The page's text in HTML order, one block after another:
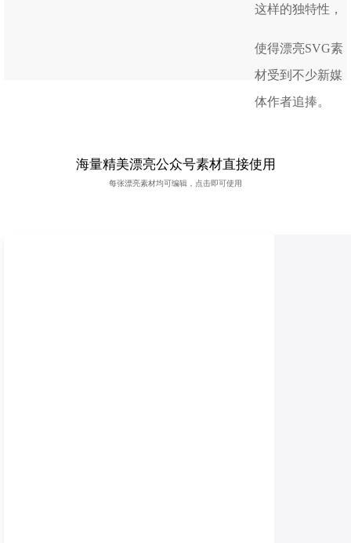
这样的独特性，
使得漂亮SVG素
材受到不少新媒
体作者追捧。
海量精美漂亮公众号素材直接使用
每张漂亮素材均可编辑，点击即可使用